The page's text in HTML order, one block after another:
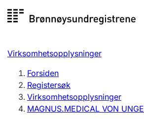
til
Registersøk
Aksjeselskap
Enkeltpersonforetak
Registrere, endre, slette
Virksomhetsopplysninger
Forsiden
Registersøk
Virksomhetsopplysninger
MAGNUS.MEDICAL VON UNGE